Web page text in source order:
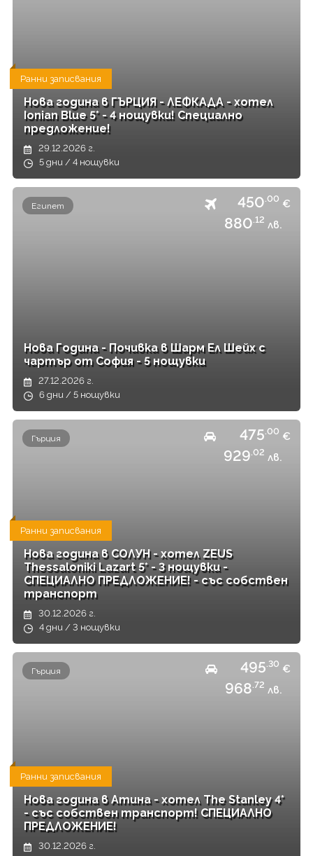
Ранни записвания
Нова година в ГЪРЦИЯ - ЛЕФКАДА - хотел
Ionian Blue 5* - 4 нощувки! Специално
предложение!
29.12.2026 г.
5 дни / 4 нощувки
Египет 450.00 €
880.12 лв.
Нова Година - Почивка в Шарм Ел Шейх с
чартър от София - 5 нощувки
27.12.2026 г.
6 дни / 5 нощувки
Гърция 475.00 €
929.02 лв.
Ранни записвания
Нова година в СОЛУН - хотел ZEUS
Thessaloniki Lazart 5* - 3 нощувки -
СПЕЦИАЛНО ПРЕДЛОЖЕНИЕ! - със собствен
транспорт
30.12.2026 г.
4 дни / 3 нощувки
Гърция 495.30 €
968.72 лв.
Ранни записвания
Нова година в Атина - хотел The Stanley 4*
- със собствен транспорт! СПЕЦИАЛНО
ПРЕДЛОЖЕНИЕ!
30.12.2026 г.